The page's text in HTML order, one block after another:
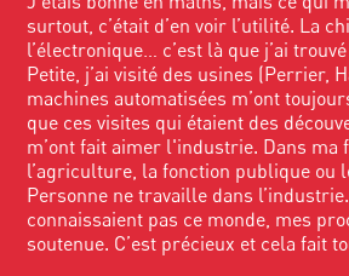
surtout, c’était d’en voir l’utilité. La
l’électronique… c’est là que j’ai
Petite, j’ai visité des usines (Perrier,
machines automatisées m’ont
que ces visites qui étaient des
m’ont fait aimer l'industrie. Dans ma
l’agriculture, la fonction publique ou
Personne ne travaille dans
connaissaient pas ce monde, mes
soutenue. C’est précieux et cela fait